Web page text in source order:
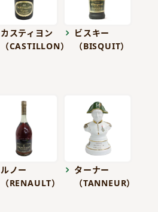
カスティヨン
（CASTILLON）
ビスキー
（BISQUIT）
ルノー
（RENAULT）
ターナー
（TANNEUR）